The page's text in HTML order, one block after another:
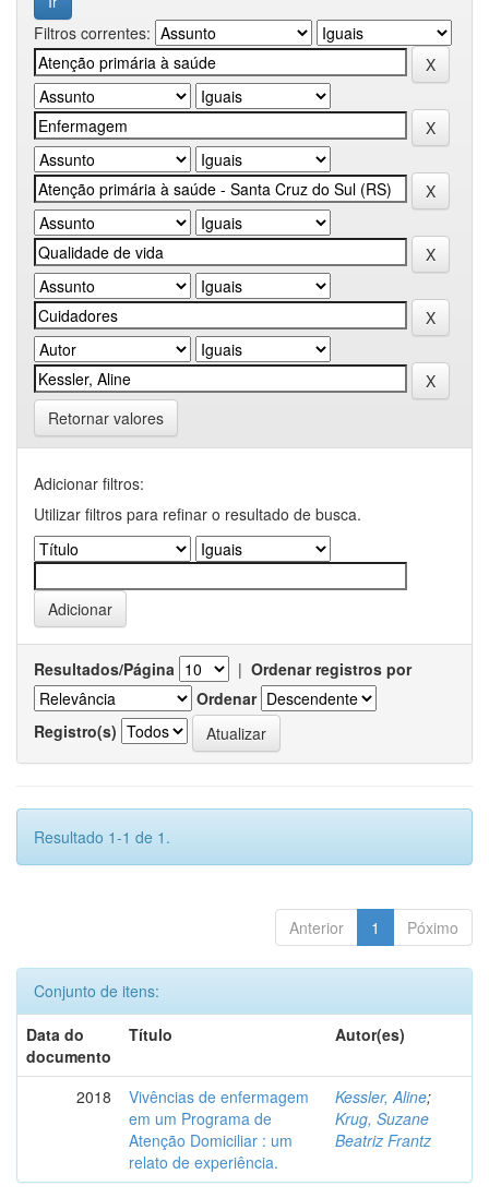
Filtros correntes:
Retornar valores
Adicionar filtros:
Utilizar filtros para refinar o resultado de busca.
Resultados/Página | Ordenar registros por
Ordenar
Registro(s)
Resultado 1-1 de 1.
Anterior 1 Póximo
Conjunto de itens:
Data do
documento
Título Autor(es)
2018
Vivências de enfermagem
em um Programa de
Atenção Domiciliar : um
relato de experiência.
Kessler, Aline;
Krug, Suzane
Beatriz Frantz